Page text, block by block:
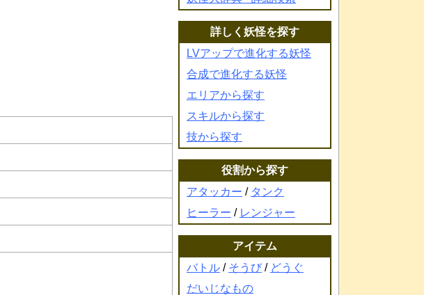
詳しく妖怪を探す
LVアップで進化する妖怪
合成で進化する妖怪
エリアから探す
スキルから探す
技から探す
役割から探す
アタッカー / タンク
ヒーラー / レンジャー
アイテム
バトル / そうび / どうぐ
だいじなもの